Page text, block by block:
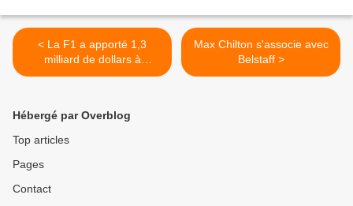
< La F1 a apporté 1,3
milliard de dollars à
l'économie de Bahrein
Max Chilton s'associe avec
Belstaff >
Hébergé par Overblog
Top articles
Pages
Contact